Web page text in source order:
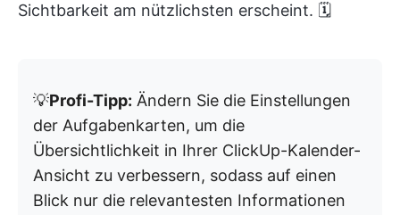
Sichtbarkeit am nützlichsten erscheint. 🗓
💡Profi-Tipp: Ändern Sie die Einstellungen
der Aufgabenkarten, um die
Übersichtlichkeit in Ihrer ClickUp-Kalender-
Ansicht zu verbessern, sodass auf einen
Blick nur die relevantesten Informationen